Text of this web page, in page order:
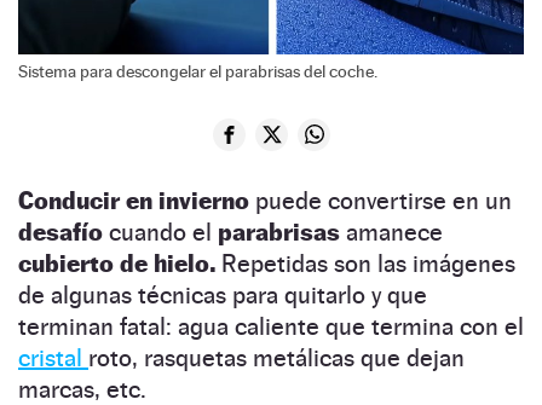
Sistema para descongelar el parabrisas del coche.
Conducir en invierno puede convertirse en un
desafío cuando el parabrisas amanece
cubierto de hielo. Repetidas son las imágenes
de algunas técnicas para quitarlo y que
terminan fatal: agua caliente que termina con el
cristal roto, rasquetas metálicas que dejan
marcas, etc.